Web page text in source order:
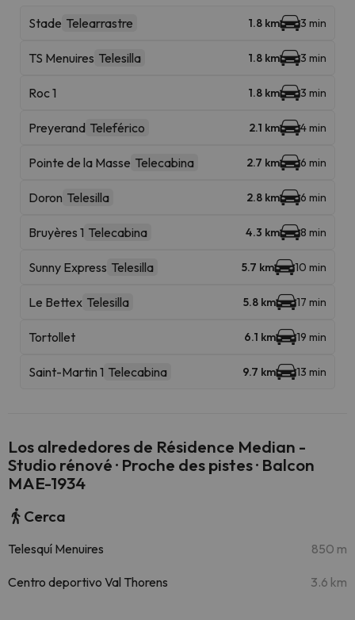
Stade Telearrastre 1.8 km 3 min
TS Menuires Telesilla 1.8 km 3 min
Roc 1 1.8 km 3 min
Preyerand Teleférico 2.1 km 4 min
Pointe de la Masse Telecabina 2.7 km 6 min
Doron Telesilla 2.8 km 6 min
Bruyères 1 Telecabina 4.3 km 8 min
Sunny Express Telesilla 5.7 km 10 min
Le Bettex Telesilla 5.8 km 17 min
Tortollet 6.1 km 19 min
Saint-Martin 1 Telecabina 9.7 km 13 min
Los alrededores de Résidence Median -
Studio rénové · Proche des pistes · Balcon
MAE-1934
Cerca
Telesquí Menuires 850 m
Centro deportivo Val Thorens 3.6 km